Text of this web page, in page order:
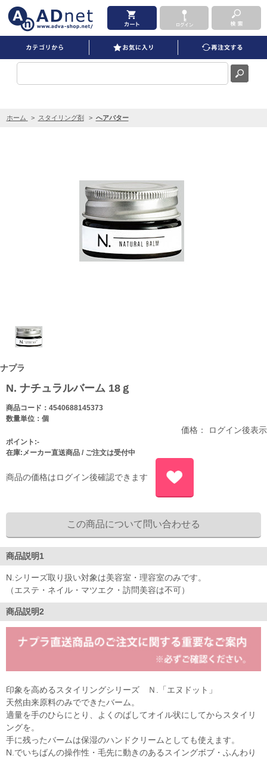
ホーム > スタイリング剤 > へアバター
ナプラ
N. ナチュラルバーム 18ｇ
商品コード：4540688145373
数量単位：個
価格： ログイン後表示
ポイント:-
在庫:メーカー直送商品 / ご注文は受付中
商品の価格はログイン後確認できます
商品説明1
N.シリーズ取り扱い対象は美容室・理容室のみです。
（エステ・ネイル・マツエク・訪問美容は不可）
商品説明2
印象を高めるスタイリングシリーズ Ｎ.「エヌドット」
天然由来原料のみでできたバーム。
適量を手のひらにとり、よくのばしてオイル状にしてからスタイリ
ングを。
手に残ったバームは保湿のハンドクリームとしても使えます。
N.でいちばんの操作性・毛先に動きのあるスイングボブ・ふんわり